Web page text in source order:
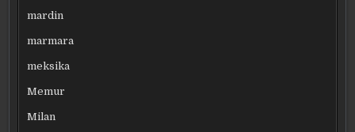
mardin
marmara
meksika
Memur
Milan